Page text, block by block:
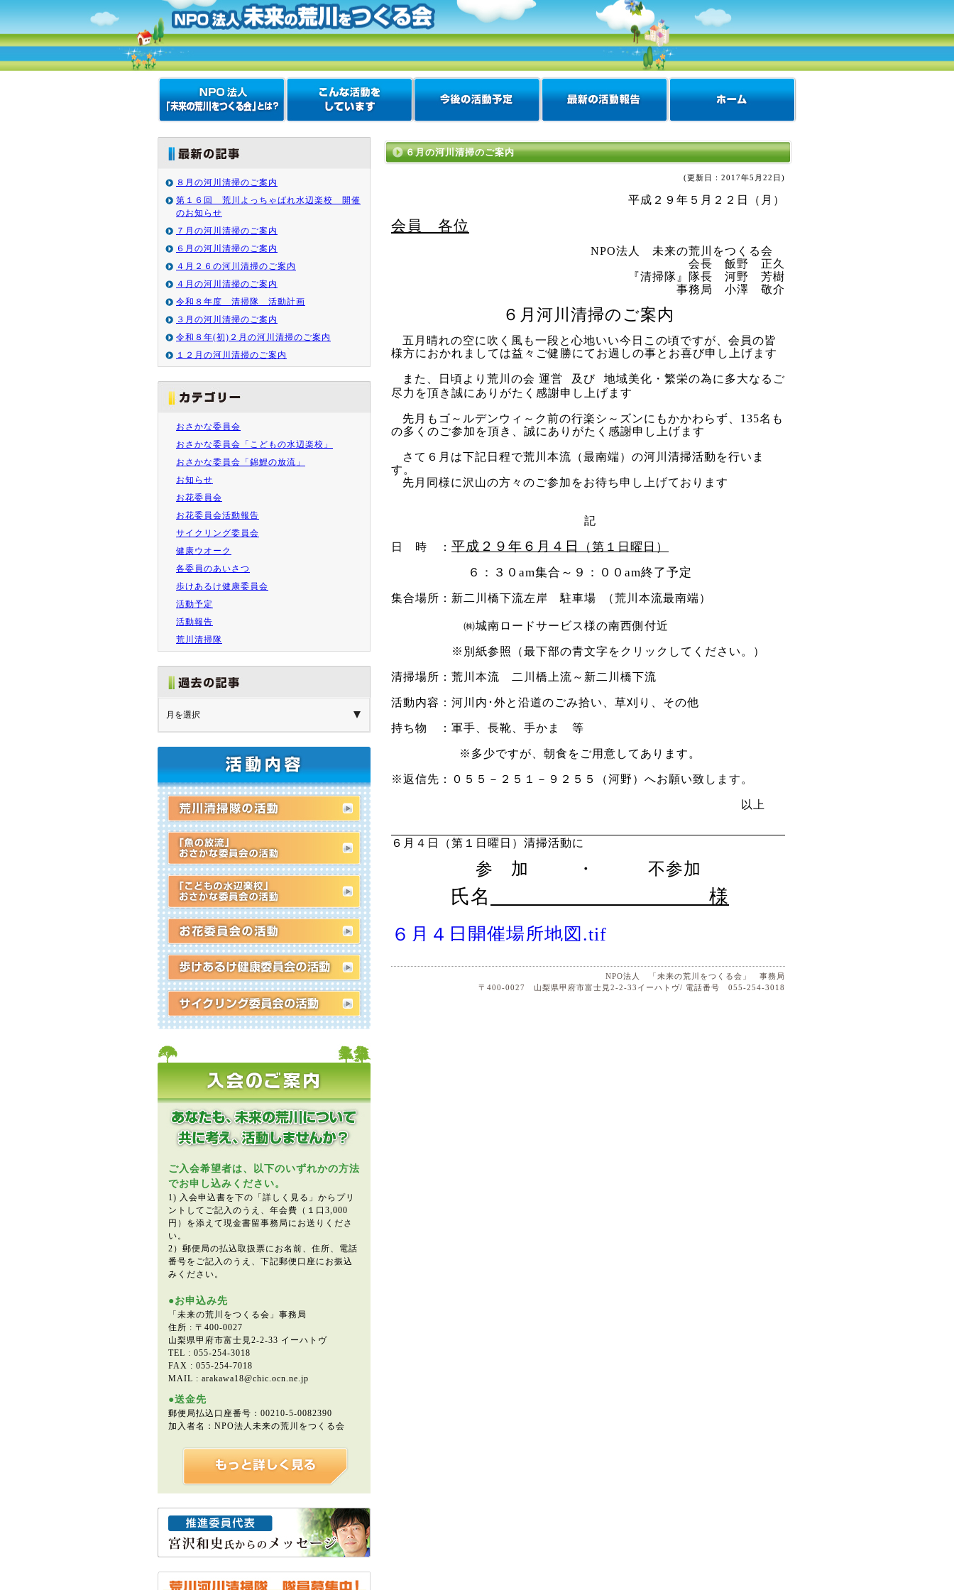
８月の河川清掃のご案内
第１６回 荒川よっちゃばれ水辺楽校 開催
のお知らせ
７月の河川清掃のご案内
６月の河川清掃のご案内
４月２６の河川清掃のご案内
４月の河川清掃のご案内
令和８年度 清掃隊 活動計画
３月の河川清掃のご案内
令和８年(初)２月の河川清掃のご案内
１２月の河川清掃のご案内
おさかな委員会
おさかな委員会「こどもの水辺楽校」
おさかな委員会「錦鯉の放流」
お知らせ
お花委員会
お花委員会活動報告
サイクリング委員会
健康ウオーク
各委員のあいさつ
歩けあるけ健康委員会
活動予定
活動報告
荒川清掃隊
ご入会希望者は、以下のいずれかの方法
でお申し込みください。
1) 入会申込書を下の「詳しく見る」からプリ
ントしてご記入のうえ、年会費（１口3,000
円）を添えて現金書留事務局にお送りくださ
い。
2）郵便局の払込取扱票にお名前、住所、電話
番号をご記入のうえ、下記郵便口座にお振込
みください。
●お申込み先
「未来の荒川をつくる会」事務局
住所 : 〒400-0027
山梨県甲府市富士見2-2-33 イーハトヴ
TEL : 055-254-3018
FAX : 055-254-7018
MAIL : arakawa18@chic.ocn.ne.jp
●送金先
郵便局払込口座番号：00210-5-0082390
加入者名：NPO法人未来の荒川をつくる会
６月の河川清掃のご案内
(更新日： 2017年5月22日 )
平成２９年５月２２日（月）
会員 各位
NPO法人 未来の荒川をつくる会
会長 飯野 正久
『清掃隊』隊長 河野 芳樹
事務局 小澤 敬介
６月河川清掃のご案内
五月晴れの空に吹く風も一段と心地いい今日この頃ですが、会員の皆
様方におかれましては益々ご健勝にてお過しの事とお喜び申し上げます
また、日頃より荒川の会 運営 及び
地域美化・繁栄の為に多大なるご
尽力を頂き誠にありがたく感謝申し上げます
先月もゴ～ルデンウィ～ク前の行楽シ～ズンにもかかわらず、135名も
の多くのご参加を頂き、誠にありがたく感謝申し上げます
さて６月は下記日程で荒川本流（最南端）の河川清掃活動を行いま
す。
先月同様に沢山の方々のご参加をお待ち申し上げております
記
日 時 ： 平成２９年６月４日
（第１日曜日）
６：３０ am集合～９：００ am終了予定
集合場所：新二川橋下流左岸 駐車場 （荒川本流最南端）
㈱城南ロードサービス様の南西側付近
※別紙参照（最下部の青文字をクリックしてください。）
清掃場所：荒川本流 二川橋上流～新二川橋下流
活動内容：河川内･外と沿道のごみ拾い、草刈り、その他
持ち物 ：軍手、長靴、手かま 等
※多少ですが、朝食をご用意してあります。
※返信先：０５５－２５１－９２５５（河野）へお願い致します。
以上
６月４日（第１日曜日）清掃活動に
参 加 ・ 不参加
氏名 様
６月４日開催場所地図.tif
NPO法人 「未来の荒川をつくる会」 事務局
〒400-0027 山梨県甲府市富士見2-2-33イーハトヴ/ 電話番号 055-254-3018